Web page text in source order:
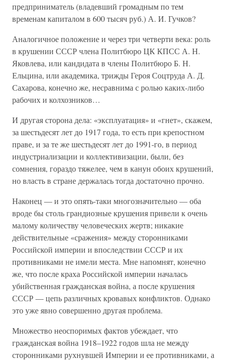
предприниматель (владевший громадным по тем
временам капиталом в 600 тысяч руб.) А. И. Гучков?
Аналогичное положение и через три четверти века: роль
в крушении СССР члена Политбюро ЦК КПСС А. Н.
Яковлева, или кандидата в члены Политбюро Б. Н.
Ельцина, или академика, трижды Героя Соцтруда А. Д.
Сахарова, конечно же, несравнима с ролью каких-либо
рабочих и колхозников…
И другая сторона дела: «эксплуатация» и «гнет», скажем,
за шестьдесят лет до 1917 года, то есть при крепостном
праве, и за те же шестьдесят лет до 1991-го, в период
индустриализации и коллективизации, были, без
сомнения, гораздо тяжелее, чем в канун обоих крушений,
но власть в стране держалась тогда достаточно прочно.
Наконец — и это опять-таки многозначительно — оба
вроде бы столь грандиозные крушения привели к очень
малому количеству человеческих жертв; никакие
действительные «сражения» между сторонниками
Российской империи и впоследствии СССР и их
противниками не имели места. Мне напомнят, конечно
же, что после краха Российской империи началась
убийственная гражданская война, а после крушения
СССР — цепь различных кровавых конфликтов. Однако
это уже явно совершенно другая проблема.
Множество неоспоримых фактов убеждает, что
гражданская война 1918–1922 годов шла не между
сторонниками рухнувшей Империи и ее противниками, а